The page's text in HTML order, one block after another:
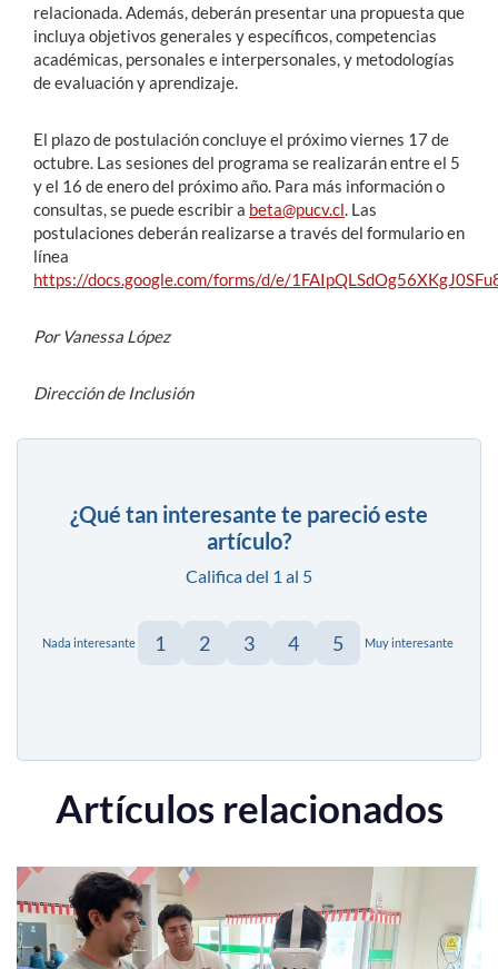
relacionada. Además, deberán presentar una propuesta que
incluya objetivos generales y específicos, competencias
académicas, personales e interpersonales, y metodologías
de evaluación y aprendizaje.
El plazo de postulación concluye el próximo viernes 17 de
octubre. Las sesiones del programa se realizarán entre el 5
y el 16 de enero del próximo año. Para más información o
consultas, se puede escribir a beta@pucv.cl . Las
postulaciones deberán realizarse a través del formulario en
línea
https://docs.google.com/forms/d/e/
Por Vanessa López
Dirección de Inclusión
¿Qué tan interesante te pareció este
artículo?
Califica del 1 al 5
Nada interesante 1 2 3 4 5 Muy interesante
Artículos relacionados